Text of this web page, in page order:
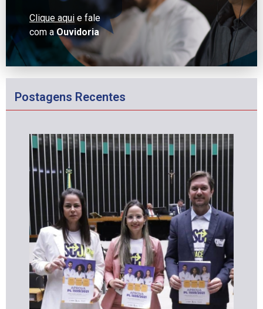
Clique aqui e fale
com a Ouvidoria
Postagens Recentes